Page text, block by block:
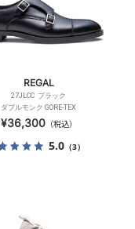
REGAL
27JLCC ブラック
ダブルモンク GORE-TEX
¥36,300（税込）
5.0（3）